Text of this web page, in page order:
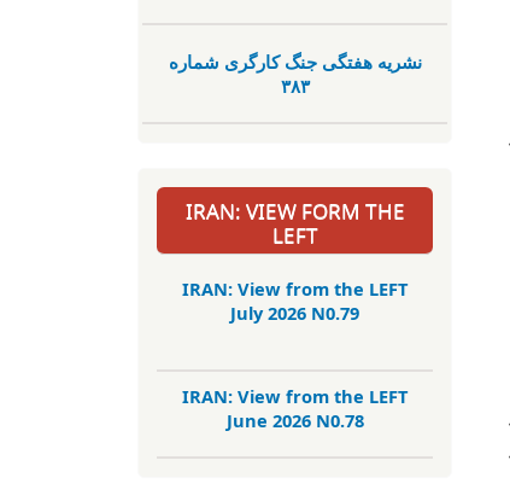
نشریە هفتگی جنگ کارگری شمارە
٣٨٣
IRAN: VIEW FORM THE
LEFT
IRAN: View from the LEFT
July 2026 N0.79
IRAN: View from the LEFT
June 2026 N0.78